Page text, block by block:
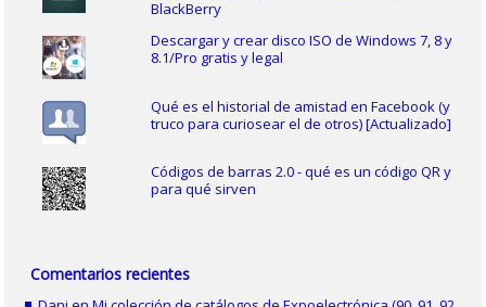
BlackBerry
Descargar y crear disco ISO de Windows 7, 8 y
8.1/Pro gratis y legal
Qué es el historial de amistad en Facebook (y
truco para curiosear el de otros) [Actualizado]
Códigos de barras 2.0 - qué es un código QR y
para qué sirven
Comentarios recientes